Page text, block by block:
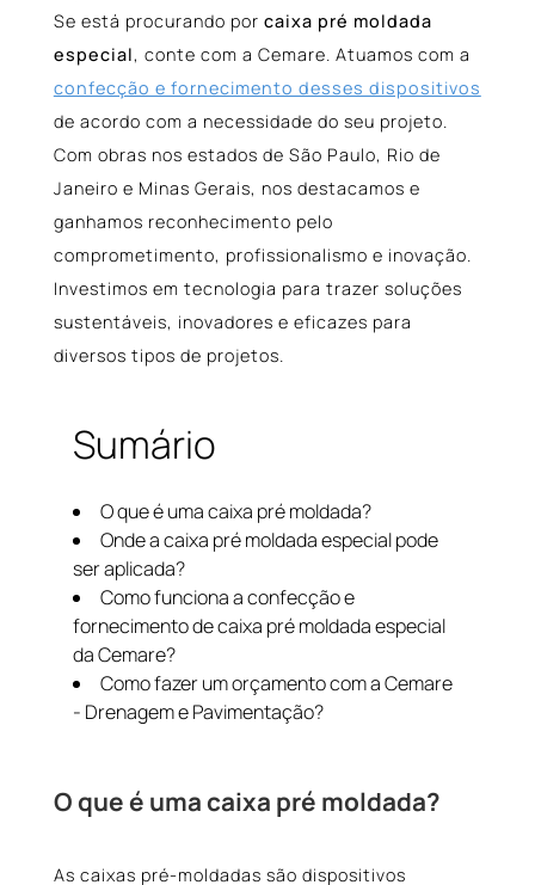
Se está procurando por caixa pré moldada
especial, conte com a Cemare. Atuamos com a
confecção e fornecimento desses dispositivos
de acordo com a necessidade do seu projeto.
Com obras nos estados de São Paulo, Rio de
Janeiro e Minas Gerais, nos destacamos e
ganhamos reconhecimento pelo
comprometimento, profissionalismo e inovação.
Investimos em tecnologia para trazer soluções
sustentáveis, inovadores e eficazes para
diversos tipos de projetos.
Sumário
O que é uma caixa pré moldada?
Onde a caixa pré moldada especial pode
ser aplicada?
Como funciona a confecção e
fornecimento de caixa pré moldada especial
da Cemare?
Como fazer um orçamento com a Cemare
- Drenagem e Pavimentação?
O que é uma caixa pré moldada?
As caixas pré-moldadas são dispositivos